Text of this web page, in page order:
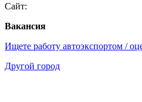
Сайт:
Вакансия
Ищете работу автоэкспортом /
Другой город